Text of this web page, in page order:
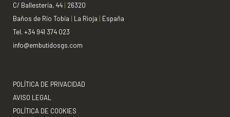
C/ Ballestería, 44 | 26320
Baños de Río Tobía | La Rioja | España
Tel. +34 941 374 023
info@embutidosgs.com
POLÍTICA DE PRIVACIDAD
AVISO LEGAL
POLÍTICA DE COOKIES